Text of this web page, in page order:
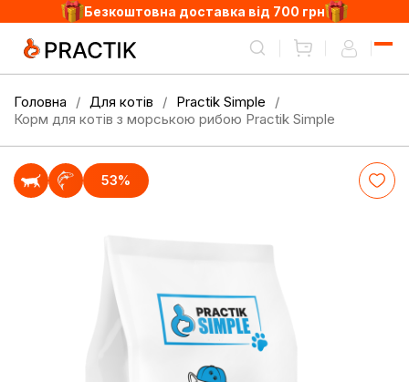
Безкоштовна доставка від 700 грн
Головна Для котів
Practik Simple
Корм для котів з морською рибою Practik Simple
53%